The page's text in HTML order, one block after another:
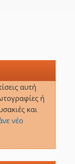
αυτή
ή
και
νέο